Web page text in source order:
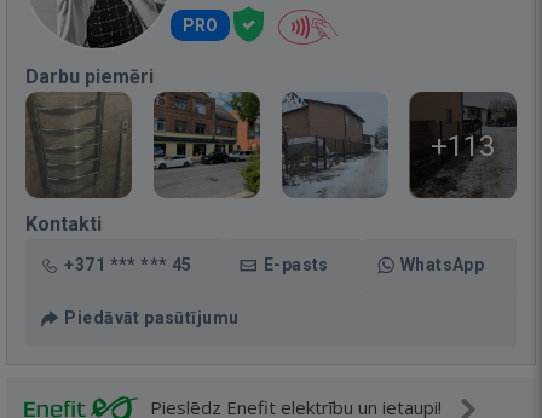
PRO
Darbu piemēri
+113
Kontakti
+371 *** *** 45 E-pasts WhatsApp
Piedāvāt pasūtījumu
Pieslēdz Enefit elektrību un ietaupi!